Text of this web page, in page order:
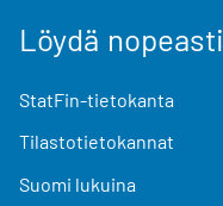
Löydä nopeasti
StatFin-tietokanta
Tilastotietokannat
Suomi lukuina